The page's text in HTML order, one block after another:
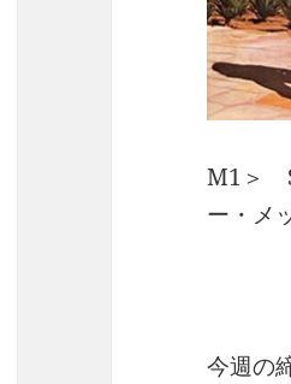
M1＞
ー・メ
今週の